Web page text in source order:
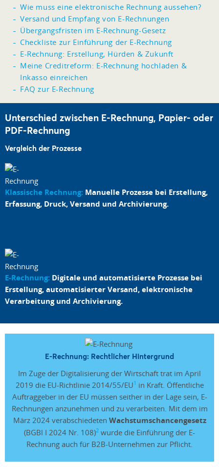
Wie muss eine elektronische Rechnung aussehen?
Versand und Empfang von E-Rechnungen
Übergangsfristen im E-Rechnung-Gesetz
Checkliste zur Einführung der E-Rechnung
E-Rechnung: Erstellung, Hürden & Zukunft
Meine Creditreform: E-Rechnung hochladen &
Inkasso einreichen
FAQ zur E-Rechnung
Unterschied zwischen E-Rechnung, Papier- oder
PDF-Rechnung
Vergleich der Prozesse
Klassische Rechnung: Manuelle Prozesse bei Erstellung,
Erfassung, Druck, Versand und Archivierung.
E-Rechnung: Digitale und automatisierte Prozesse bei
Erstellung, automatisierter Versand, elektronische
Verarbeitung und Archivierung.
E-Rechnung: Rechtlicher Hintergrund
Im Zuge der Digitalisierung der Wirtschaft trat im April
2019 die EU-Richtlinie 2014/55/EU1 in Kraft. Öffentliche
Auftraggeber in der EU müssen seither in der Lage sein, E-
Rechnungen anzunehmen und zu verarbeiten. Mit dem im
März 2024 verabschiedeten Wachstumschancengesetz
(BGBl I 2024 Nr. 108)2 wurde die Einführung der E-
Rechnung auch für B2B-Unternehmen zur Pflicht.